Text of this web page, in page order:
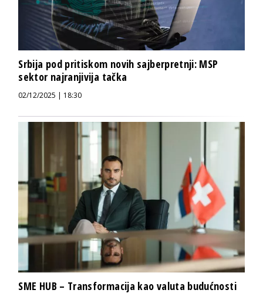
Srbija pod pritiskom novih sajberpretnji: MSP
sektor najranjivija tačka
02/12/2025 | 18:30
SME HUB – Transformacija kao valuta budućnosti